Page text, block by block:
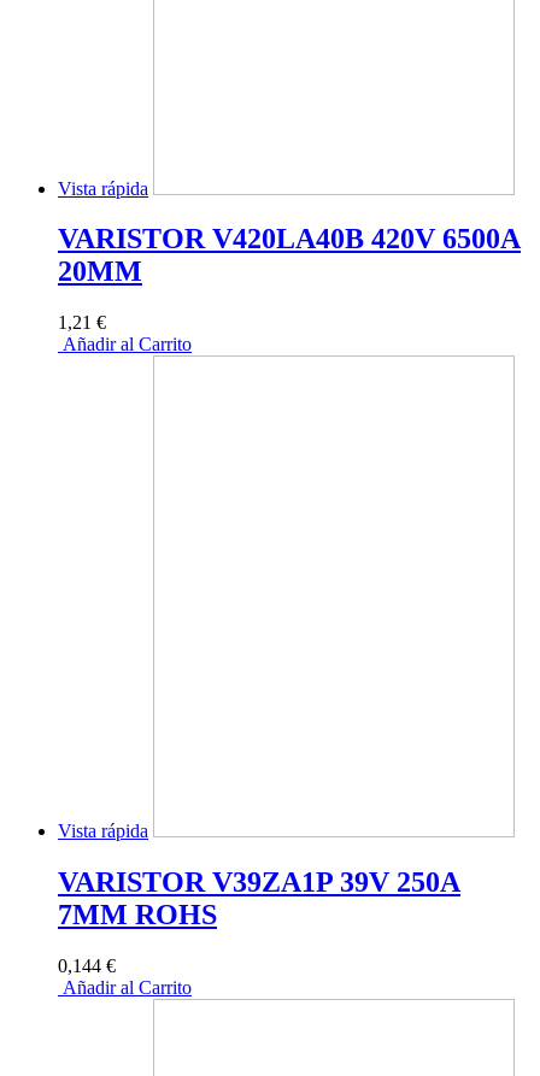
Vista rápida
VARISTOR V420LA40B 420V 6500A
20MM
1,21 €
Añadir al Carrito
Vista rápida
VARISTOR V39ZA1P 39V 250A
7MM ROHS
0,144 €
Añadir al Carrito